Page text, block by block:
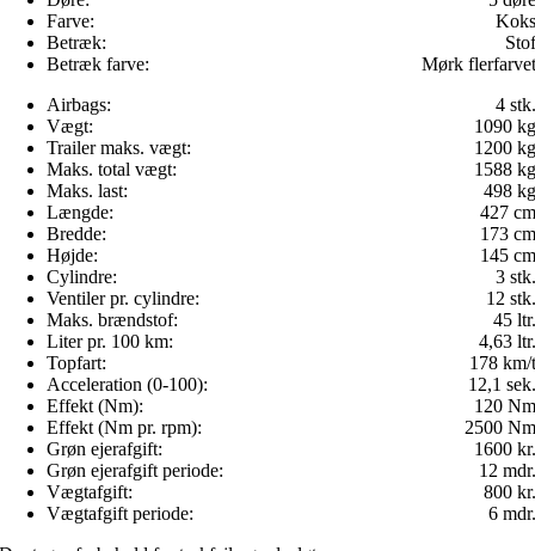
Farve:
Koks
Betræk:
Stof
Betræk farve:
Mørk flerfarvet
Airbags:
4 stk.
Vægt:
1090 kg
Trailer maks. vægt:
1200 kg
Maks. total vægt:
1588 kg
Maks. last:
498 kg
Længde:
427 cm
Bredde:
173 cm
Højde:
145 cm
Cylindre:
3 stk.
Ventiler pr. cylindre:
12 stk.
Maks. brændstof:
45 ltr.
Liter pr. 100 km:
4,63 ltr.
Topfart:
178 km/t
Acceleration (0-100):
12,1 sek.
Effekt (Nm):
120 Nm
Effekt (Nm pr. rpm):
2500 Nm
Grøn ejerafgift:
1600 kr.
Grøn ejerafgift periode:
12 mdr.
Vægtafgift:
800 kr.
Vægtafgift periode:
6 mdr.